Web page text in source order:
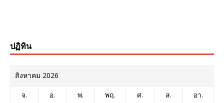
ปฏิทิน
สิงหาคม 2026
จ. อ. พ. พฤ. ศ. ส.
อา.